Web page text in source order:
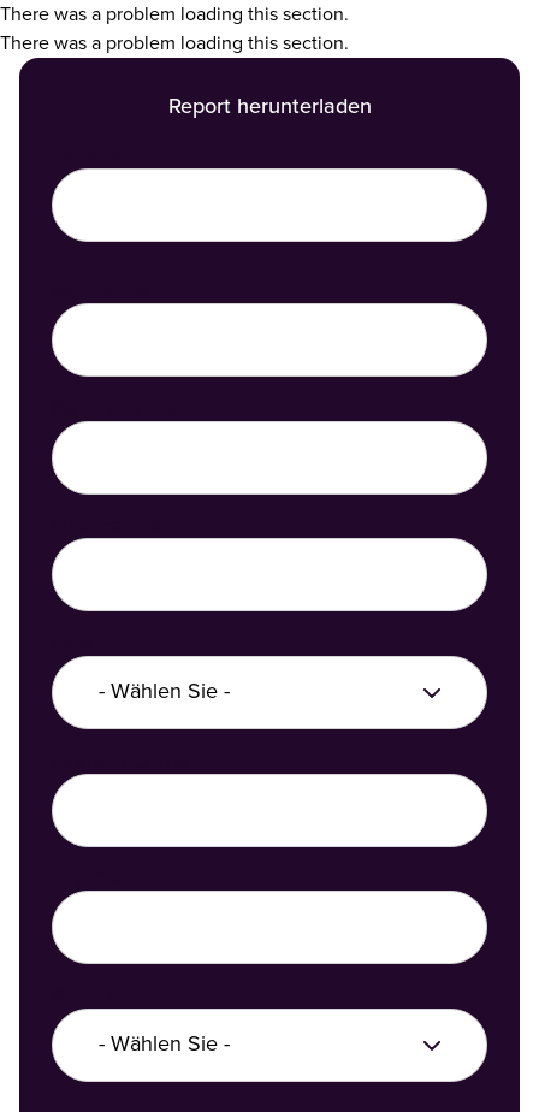
There was a problem loading this section.
There was a problem loading this section.
Report herunterladen